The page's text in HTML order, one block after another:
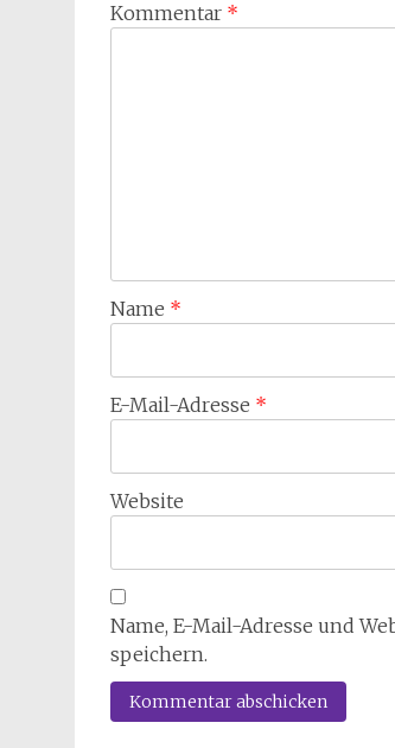
Kommentar *
Name *
E-Mail-Adresse *
Website
Name, E-Mail-Adresse und
speichern.